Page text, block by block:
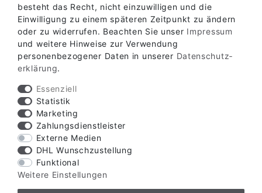
ABHOLLAGER
KONTAKT
besteht das Recht, nicht einzuwilligen und die
Einwilligung zu einem späteren Zeitpunkt zu ändern
oder zu widerrufen. Beachten Sie unser Impressum
und weitere Hinweise zur Verwendung
personenbezogener Daten in unserer Daten­schutz­
erklärung.
Essenziell
Statistik
Marketing
Zahlungsdienstleister
Externe Medien
DHL Wunschzustellung
Funktional
Weitere Einstellungen